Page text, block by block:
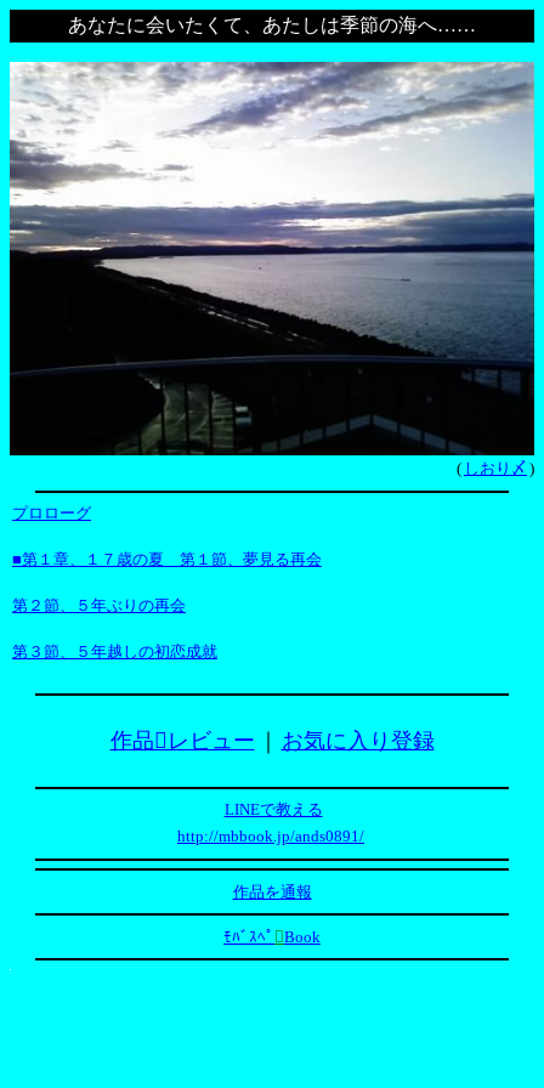
あなたに会いたくて、あたしは季節の海へ……
( しおり〆 )
プロローグ
■第１章、１７歳の夏 第１節、夢見る再会
第２節、５年ぶりの再会
第３節、５年越しの初恋成就
作品レビュー お気に入り登録
LINEで教える
http://mbbook.jp/ands0891/
作品を通報
ﾓﾊﾞｽﾍﾟ Book